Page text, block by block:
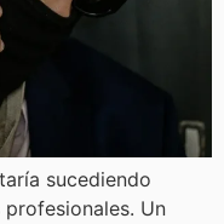
sucediendo
Un